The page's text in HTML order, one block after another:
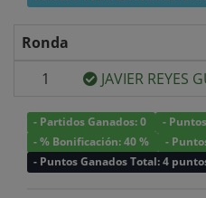
Ronda
1
JAVIER REYES
- Partidos Ganados: 0
-
- % Bonificación: 40 %
-
- Puntos Ganados Total: 4